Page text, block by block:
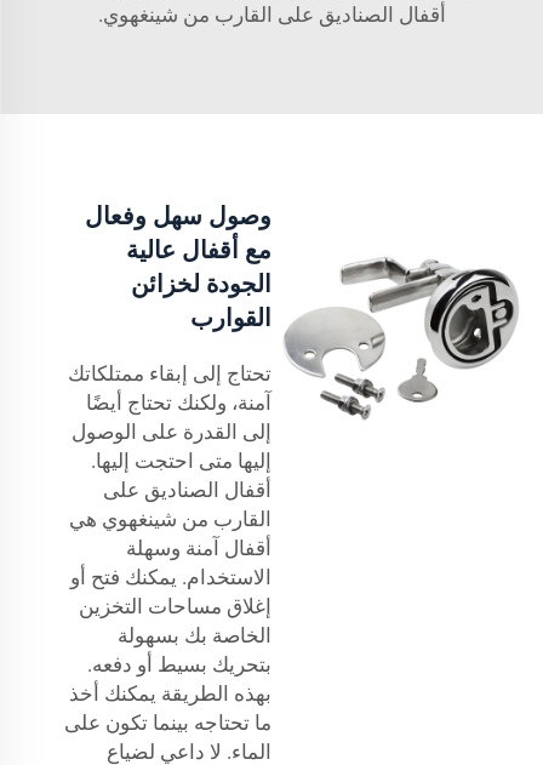
أقفال الصناديق على القارب من شينغهوي.
وصول سهل وفعال
مع أقفال عالية
الجودة لخزائن
القوارب
تحتاج إلى إبقاء ممتلكاتك
آمنة، ولكنك تحتاج أيضًا
إلى القدرة على الوصول
إليها متى احتجت إليها.
أقفال الصناديق على
القارب من شينغهوي هي
أقفال آمنة وسهلة
الاستخدام. يمكنك فتح أو
إغلاق مساحات التخزين
الخاصة بك بسهولة
بتحريك بسيط أو دفعه.
بهذه الطريقة يمكنك أخذ
ما تحتاجه بينما تكون على
الماء. لا داعي لضياع